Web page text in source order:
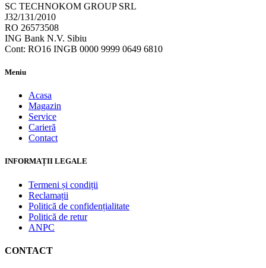
SC TECHNOKOM GROUP SRL
J32/131/2010
RO 26573508
ING Bank N.V. Sibiu
Cont: RO16 INGB 0000 9999 0649 6810
Meniu
Acasa
Magazin
Service
Carieră
Contact
INFORMAȚII LEGALE
Termeni și condiții
Reclamații
Politică de confidențialitate
Politică de retur
ANPC
CONTACT